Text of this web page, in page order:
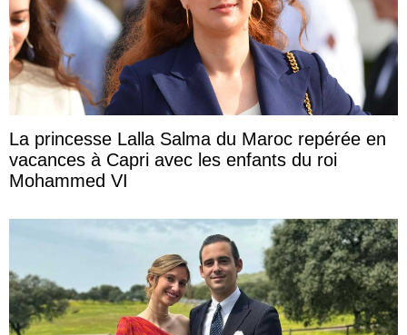
La princesse Lalla Salma du Maroc repérée en
vacances à Capri avec les enfants du roi
Mohammed VI